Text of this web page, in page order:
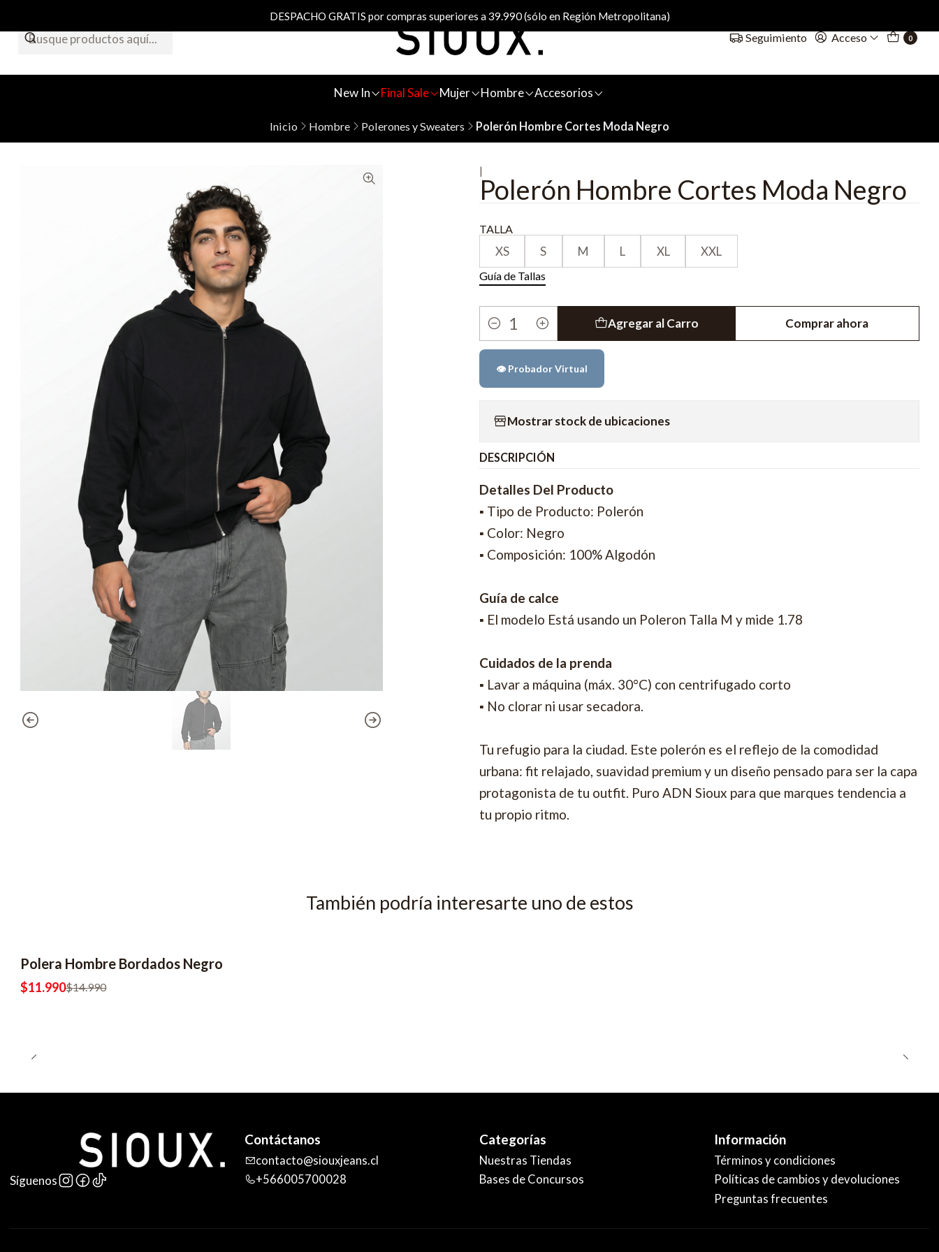
Seguimiento Acceso 0
New In Final Sale Mujer Hombre Accesorios
DESPACHO GRATIS por compras superiores a 39.990 (sólo en Región Metropolitana)
Inicio Hombre Polerones y Sweaters Polerón Hombre Cortes Moda Negro
|
Polerón Hombre Cortes Moda Negro
TALLA
XS S M L XL XXL
Guía de Tallas
Cantidad
Agregar al Carro Comprar ahora
👁️ Probador Virtual
Mostrar stock de ubicaciones
DESCRIPCIÓN
Detalles Del Producto
▪ Tipo de Producto: Polerón
▪ Color: Negro
▪ Composición: 100% Algodón
Guía de calce
▪ El modelo Está usando un Poleron Talla M y mide 1.78
Cuidados de la prenda
▪ Lavar a máquina (máx. 30°C) con centrifugado corto
▪ No clorar ni usar secadora.
Tu refugio para la ciudad. Este polerón es el reflejo de la comodidad
urbana: fit relajado, suavidad premium y un diseño pensado para ser la capa
protagonista de tu outfit. Puro ADN Sioux para que marques tendencia a
tu propio ritmo.
También podría interesarte uno de estos
Polera Hombre Bordados Negro
$11.990$14.990
Síguenos
Contáctanos
contacto@siouxjeans.cl
+566005700028
Categorías
Nuestras Tiendas
Bases de Concursos
Información
Términos y condiciones
Políticas de cambios y devoluciones
Preguntas frecuentes